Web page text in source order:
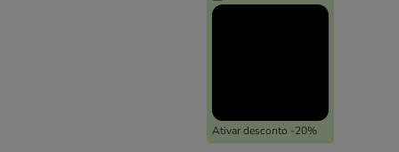
Ativar desconto -20%